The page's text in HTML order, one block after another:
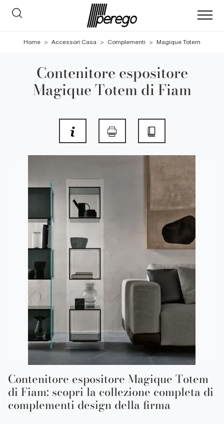
Home > Accessori Casa > Complementi > Magique Totem
Contenitore espositore
Magique Totem di Fiam
Contenitore espositore Magique Totem
di Fiam: scopri la collezione completa di
complementi design della firma